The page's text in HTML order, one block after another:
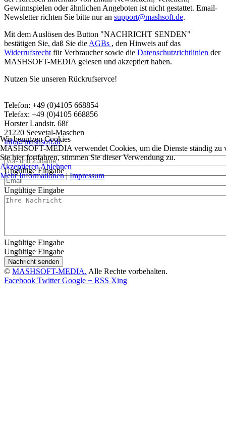
Gewinnspielen oder ähnlichen Angeboten ist nicht gestattet. Email-
Newsletter richten Sie bitte nur an support@mashsoft.de.
Mit dem Auslösen des Button "NACHRICHT SENDEN"
bestätigen Sie, daß Sie die AGBs , den Hinweis auf das
Widerrufsrecht für Verbraucher sowie die Datenschutzrichtlinien der
MASHSOFT-MEDIA gelesen und akzeptiert haben.
Nutzen Sie unseren Rückrufservce!
Telefon: +49 (0)4105 668854
Telefax: +49 (0)4105 668856
Horster Landstr. 68f
21220 Seevetal-Maschen
info@mashsoft.de
Ungültige Eingabe
Ungültige Eingabe
Ungültige Eingabe
Ungültige Eingabe
Nachricht senden
© MASHSOFT-MEDIA. Alle Rechte vorbehalten.
Facebook Twitter Google + RSS Xing
Wir benutzen Cookies
MASHSOFT-MEDIA verwendet Cookies, um die Dienste ständig zu
Sie hier fortfahren, stimmen Sie dieser Verwendung zu.
AkzeptierenAblehnen
Mehr Informationen|Impressum